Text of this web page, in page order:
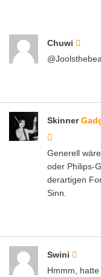
Chuwi
Skinner
Generell
oder Philips-
derartigen
Sinn.
Swini
Hmmm,